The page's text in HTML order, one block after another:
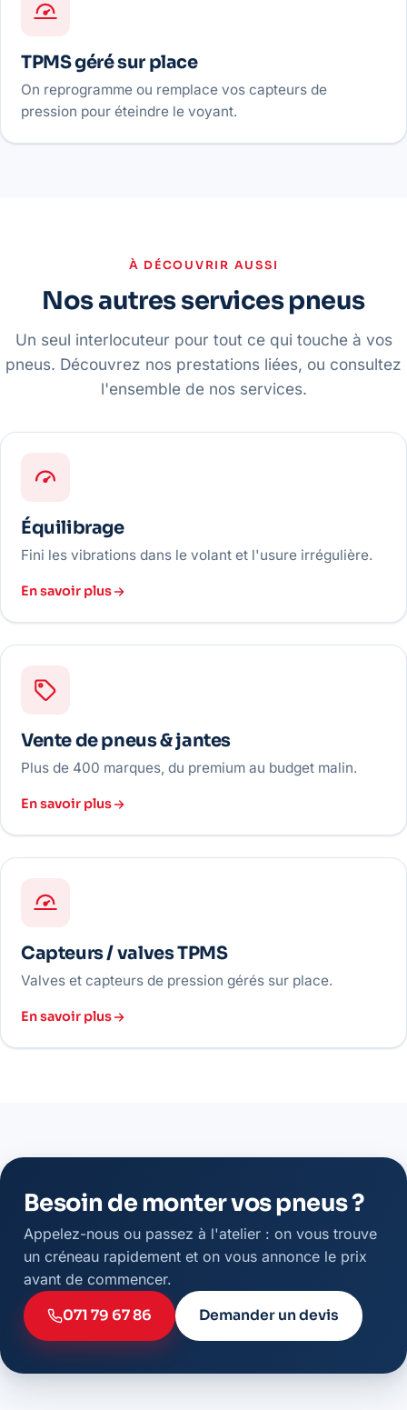
TPMS géré sur place
On reprogramme ou remplace vos capteurs de
pression pour éteindre le voyant.
À DÉCOUVRIR AUSSI
Nos autres services pneus
Un seul interlocuteur pour tout ce qui touche à vos
pneus. Découvrez nos prestations liées, ou consultez
l'ensemble de nos services.
Équilibrage
Fini les vibrations dans le volant et l'usure irrégulière.
En savoir plus
Vente de pneus & jantes
Plus de 400 marques, du premium au budget malin.
En savoir plus
Capteurs / valves TPMS
Valves et capteurs de pression gérés sur place.
En savoir plus
Besoin de monter vos pneus ?
Appelez-nous ou passez à l'atelier : on vous trouve
un créneau rapidement et on vous annonce le prix
avant de commencer.
071 79 67 86
Demander un devis